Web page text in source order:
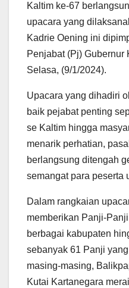
Kaltim ke-67
upacara yang
Kadrie Oening ini
Penjabat (Pj) Gubernur
Selasa, (9/1/2024).
Upacara yang dihadiri
baik pejabat penting
se Kaltim hingga
menarik perhatian,
berlangsung ditengah
semangat para peserta
Dalam rangkaian
memberikan Panji-
berbagai kabupaten
sebanyak 61 Panji
masing-masing,
Kutai Kartanegara